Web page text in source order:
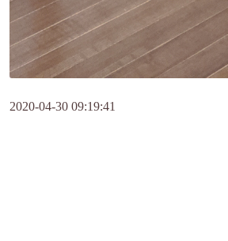
2020-04-30 09:19:41